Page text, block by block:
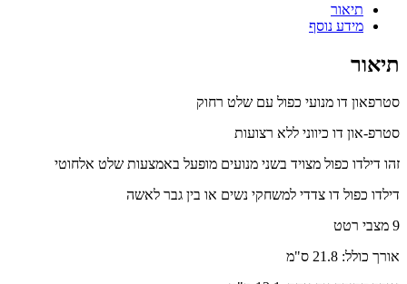
תיאור
מידע נוסף
תיאור
סטרפאון דו מנועי כפול עם שלט רחוק
סטרפ-און דו כיווני ללא רצועות
זהו דילדו כפול מצויד בשני מנועים מופעל באמצעות שלט אלחוטי
דילדו כפול דו צדדי למשחקי נשים או בין גבר לאשה
9 מצבי רטט
אורך כולל: 21.8 ס"מ